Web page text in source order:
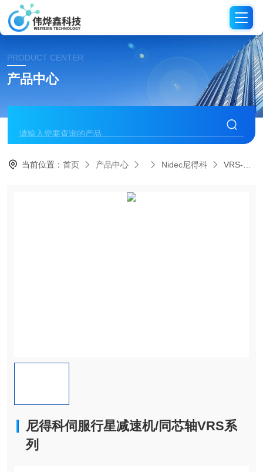
PRODUCT CENTER
产品中心
当前位置：首页 产品中心 Nidec尼得科 VRS-060C-3-K3-14BA9尼得科伺服行星减速机/同芯轴VRS系列
尼得科伺服行星减速机/同芯轴VRS系
列